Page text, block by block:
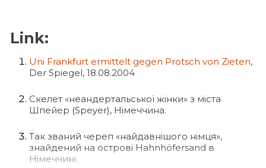
Link:
Uni Frankfurt ermittelt gegen Protsch von Zieten,
Der Spiegel, 18.08.2004
Скелет «неандертальської жінки» з міста
Шпейер (Speyer), Німеччина.
Так званий череп «найдавнішого німця»,
знайдений на острові Hahnhöfersand в
Німеччині.